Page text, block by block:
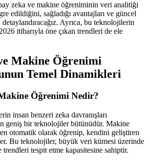
zeka ve makine öğreniminin veri analitiği
edildiğini, sağladığı avantajları ve güncel
Ayrıca, bu teknolojilerin
itibarıyla öne çıkan trendleri de ele
Makine Öğrenimi
Temel Dinamikleri
Öğrenimi Nedir?
insan benzeri zeka davranışları
geniş bir teknolojiler bütünüdür. Makine
otomatik olarak öğrenip, kendini geliştiren
Bu teknolojiler, büyük veri kümesi üzerinde
trendleri tespit etme kapasitesine sahiptir.